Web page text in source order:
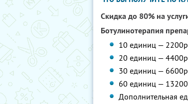
Скидка до 80% на
Ботулинотерапия
10 единиц —
20 единиц —
30 единиц —
60 единиц —
Дополнительная